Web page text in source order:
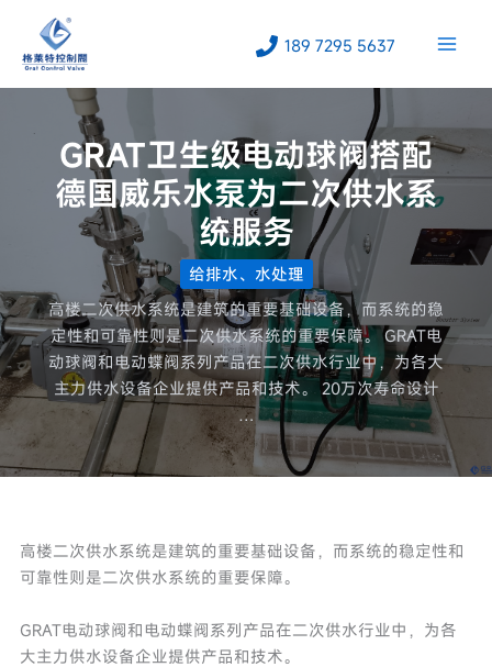
容
189 7295 5637
GRAT卫生级电动球阀搭配
德国威乐水泵为二次供水系
统服务
给排水、水处理
高楼二次供水系统是建筑的重要基础设备，而系统的稳
定性和可靠性则是二次供水系统的重要保障。 GRAT电
动球阀和电动蝶阀系列产品在二次供水行业中，为各大
主力供水设备企业提供产品和技术。 20万次寿命设计
…
高楼二次供水系统是建筑的重要基础设备，而系统的稳定性和
可靠性则是二次供水系统的重要保障。
GRAT电动球阀和电动蝶阀系列产品在二次供水行业中，为各
大主力供水设备企业提供产品和技术。